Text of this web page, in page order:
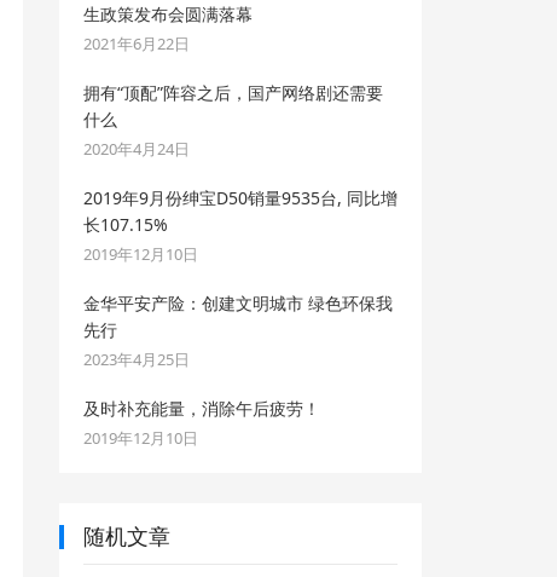
生政策发布会圆满落幕
2021年6月22日
拥有“顶配”阵容之后，国产网络剧还需要
什么
2020年4月24日
2019年9月份绅宝D50销量9535台, 同比增
长107.15%
2019年12月10日
金华平安产险：创建文明城市 绿色环保我
先行
2023年4月25日
及时补充能量，消除午后疲劳！
2019年12月10日
随机文章